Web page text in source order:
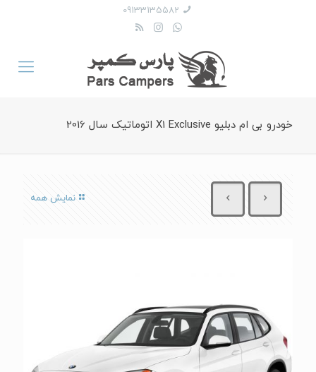
09133135582
خودرو بی ام دبلیو X1 Exclusive اتوماتیک سال 2016
نمایش همه